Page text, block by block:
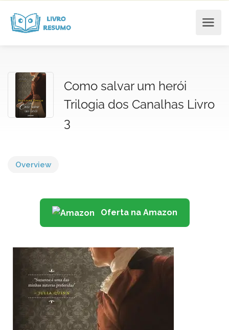
Como salvar um herói
Trilogia dos Canalhas Livro
3
Overview
Oferta na Amazon